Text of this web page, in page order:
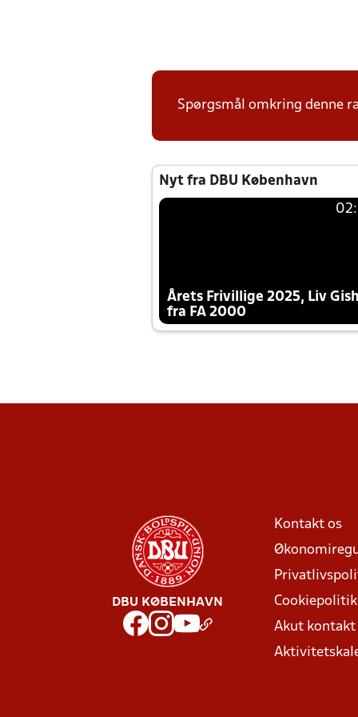
Spørgsmål omkring denne
Nyt fra DBU København
Årets Frivillige 2025, Liv Gish
fra FA 2000
DBU KØBENHAVN
Kontakt os
Cookiepolitik
Akut